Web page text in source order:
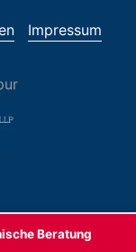
Impressum
Beratung